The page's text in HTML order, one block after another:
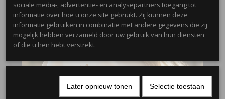
NAAM EN GEBOORTEJAAR
sociale media-, advertentie- en analysepartners toegang tot
informatie over hoe u onze site gebruikt. Zij kunnen deze
informatie gebruiken in combinatie met andere gegevens die zij
mogelijk hebben verzameld door uw gebruik van hun diensten
of die u hen hebt verstrekt.
Later opnieuw tonen Selectie toestaan